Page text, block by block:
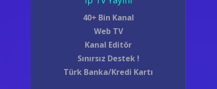
40+ Bin Kanal
Web TV
Kanal Editör
Sınırsız Destek !
Türk Banka/Kredi Kartı